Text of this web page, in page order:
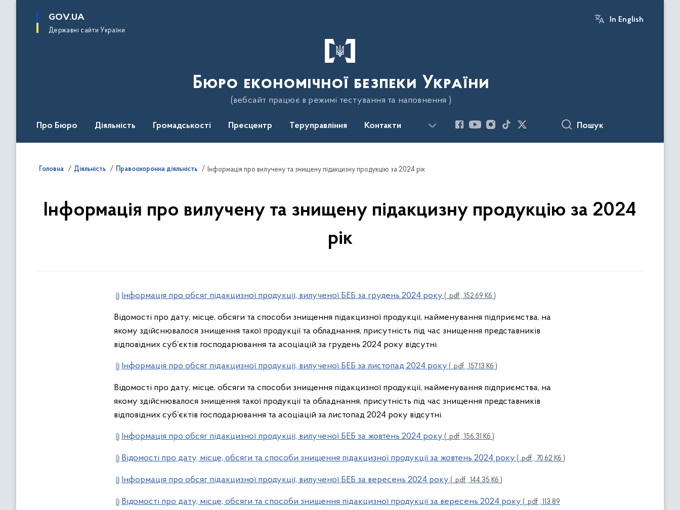
основного
GOV.UA
Державні сайти України
In English
Бюро економічної безпеки України
(вебсайт працює в режимі тестування та наповнення )
Про Бюро Діяльність Громадськості Пресцентр Теруправління Контакти Пошук
Головна Діяльність Правоохоронна діяльність Інформація про вилучену та знищену підакцизну продукцію за 2024 рік
Інформація про вилучену та знищену підакцизну продукцію за 2024
рік
Інформація про обсяг підакцизної продукції, вилученої БЕБ за грудень 2024 року ( .pdf , 152.69 Кб )
Відомості про дату, місце, обсяги та способи знищення підакцизної продукції, найменування підприємства, на
якому здійснювалося знищення такої продукції та обладнання, присутність під час знищення представників
відповідних суб’єктів господарювання та асоціацій за грудень 2024 року відсутні.
Інформація про обсяг підакцизної продукції, вилученої БЕБ за листопад 2024 року ( .pdf , 157.13 Кб )
Відомості про дату, місце, обсяги та способи знищення підакцизної продукції, найменування підприємства, на
якому здійснювалося знищення такої продукції та обладнання, присутність під час знищення представників
відповідних суб’єктів господарювання та асоціацій за листопад 2024 року відсутні.
Інформація про обсяг підакцизної продукції, вилученої БЕБ за жовтень 2024 року ( .pdf , 156.31 Кб )
Відомості про дату, місце, обсяги та способи знищення підакцизної продукції за жовтень 2024 року ( .pdf , 70.62 Кб )
Інформація про обсяг підакцизної продукції, вилученої БЕБ за вересень 2024 року ( .pdf , 144.35 Кб )
Відомості про дату, місце, обсяги та способи знищення підакцизної продукції за вересень 2024 року ( .pdf , 113.89